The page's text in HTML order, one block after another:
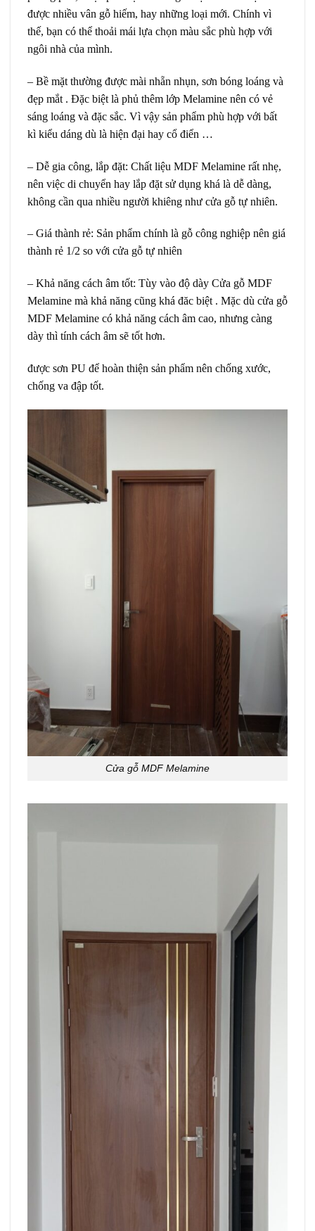
được nhiều vân gỗ hiếm, hay những loại mới. Chính vì
thế, bạn có thể thoải mái lựa chọn màu sắc phù hợp với
ngôi nhà của mình.
– Bề mặt thường được mài nhẵn nhụn, sơn bóng loáng và
đẹp mắt . Đặc biệt là phủ thêm lớp Melamine nên có vẻ
sáng loáng và đặc sắc. Vì vậy sản phẩm phù hợp với bất
kì kiểu dáng dù là hiện đại hay cổ điển …
– Dễ gia công, lắp đặt: Chất liệu MDF Melamine rất nhẹ,
nên việc di chuyển hay lắp đặt sử dụng khá là dễ dàng,
không cần qua nhiều người khiêng như cửa gỗ tự nhiên.
– Giá thành rẻ: Sản phẩm chính là gỗ công nghiệp nên giá
thành rẻ 1/2 so với cửa gỗ tự nhiên
– Khả năng cách âm tốt: Tùy vào độ dày Cửa gỗ MDF
Melamine mà khả năng cũng khá đăc biệt . Mặc dù cửa gỗ
MDF Melamine có khả năng cách âm cao, nhưng càng
dày thì tính cách âm sẽ tốt hơn.
được sơn PU để hoàn thiện sản phẩm nên chống xước,
chống va đập tốt.
Cửa gỗ MDF Melamine